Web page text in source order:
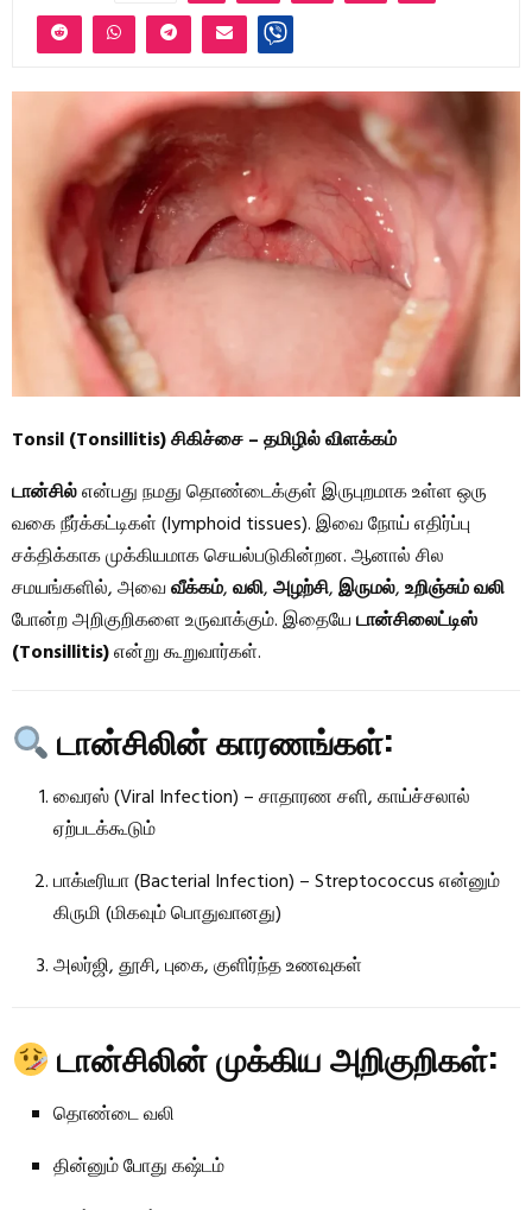
Tonsil (Tonsillitis) சிகிச்சை – தமிழில் விளக்கம்
டான்சில்என்பது நமது தொண்டைக்குள் இருபுறமாக உள்ள ஒரு
வகை நீர்க்கட்டிகள் (lymphoid tissues). இவை நோய் எதிர்ப்பு
சக்திக்காக முக்கியமாக செயல்படுகின்றன. ஆனால் சில
சமயங்களில், அவைவீக்கம்,வலி,அழற்சி,இருமல்,உறிஞ்சும் வலி
போன்ற அறிகுறிகளை உருவாக்கும். இதையேடான்சிலைட்டிஸ்
(Tonsillitis)என்று கூறுவார்கள்.
டான்சிலின் காரணங்கள்:
வைரஸ் (Viral Infection) – சாதாரண சளி, காய்ச்சலால்
ஏற்படக்கூடும்
பாக்டீரியா (Bacterial Infection) – Streptococcus என்னும்
கிருமி (மிகவும் பொதுவானது)
அலர்ஜி, தூசி, புகை, குளிர்ந்த உணவுகள்
டான்சிலின் முக்கிய அறிகுறிகள்:
தொண்டை வலி
தின்னும் போது கஷ்டம்